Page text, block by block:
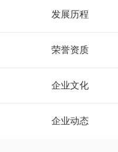
发展历程
荣誉资质
企业文化
企业动态